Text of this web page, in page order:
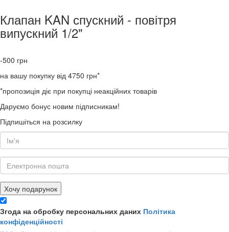
Клапан KAN спускний - повітря
випускний 1/2"
-500 грн
на вашу покупку від 4750 грн*
*пропозиція діє при покупці неакційних товарів
Даруємо бонус новим підписникам!
Підпишіться на розсилку
Хочу подарунок
Згода на обробку персональних даних Політика
конфіденційності